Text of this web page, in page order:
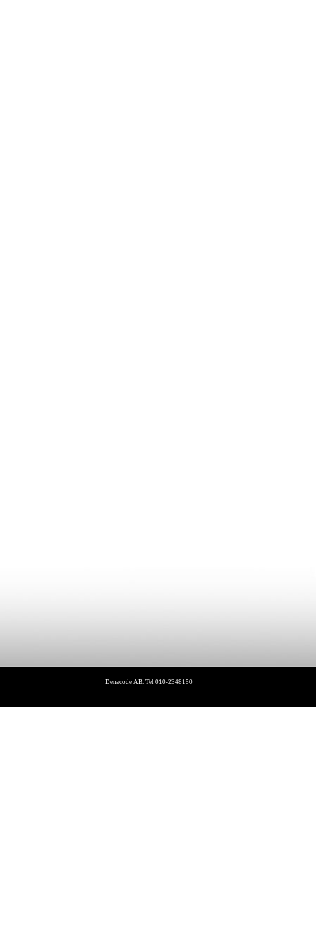
Denacode AB. Tel 010-2348150